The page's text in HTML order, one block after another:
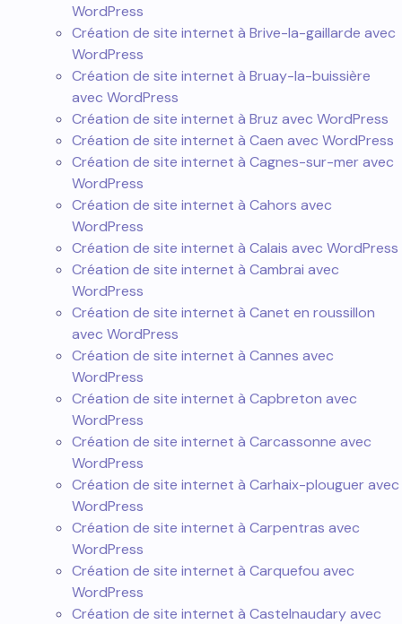
WordPress
Création de site internet à Brive-la-gaillarde avec
WordPress
Création de site internet à Bruay-la-buissière
avec WordPress
Création de site internet à Bruz avec WordPress
Création de site internet à Caen avec WordPress
Création de site internet à Cagnes-sur-mer avec
WordPress
Création de site internet à Cahors avec
WordPress
Création de site internet à Calais avec WordPress
Création de site internet à Cambrai avec
WordPress
Création de site internet à Canet en roussillon
avec WordPress
Création de site internet à Cannes avec
WordPress
Création de site internet à Capbreton avec
WordPress
Création de site internet à Carcassonne avec
WordPress
Création de site internet à Carhaix-plouguer avec
WordPress
Création de site internet à Carpentras avec
WordPress
Création de site internet à Carquefou avec
WordPress
Création de site internet à Castelnaudary avec